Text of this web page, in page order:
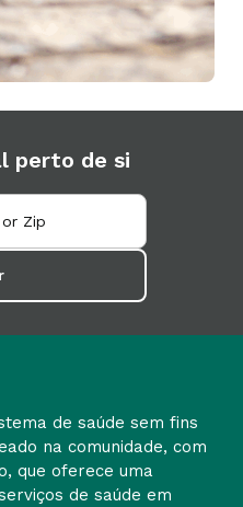
perto de si
de saúde sem fins
na comunidade, com
que oferece uma
de saúde em